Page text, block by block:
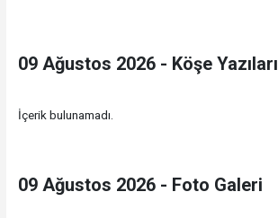
09 Ağustos 2026 - Köşe Yazıları
İçerik bulunamadı.
09 Ağustos 2026 - Foto Galeri